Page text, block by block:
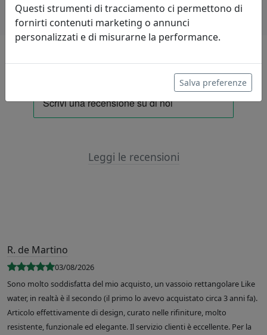
Lascia una recensione
Leggi le recensioni
R. de Martino
03/08/2026
Sono molto soddisfatta del mio acquisto, un vassoio rettangolare Like
water, in realtà è il secondo (il primo lo avevo acquistato circa 3 anni fa).
Articolo effettivamente di design, curato nelle rifiniture, molto
resistente, funzionale ed elegante. Il servizio clienti è eccellente. Per la
Questi strumenti di tracciamento ci permettono di
fornirti contenuti marketing o annunci
personalizzati e di misurarne la performance.
Salva preferenze